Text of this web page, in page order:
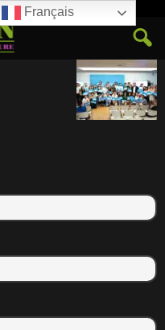
ETI et de la Culture
Français